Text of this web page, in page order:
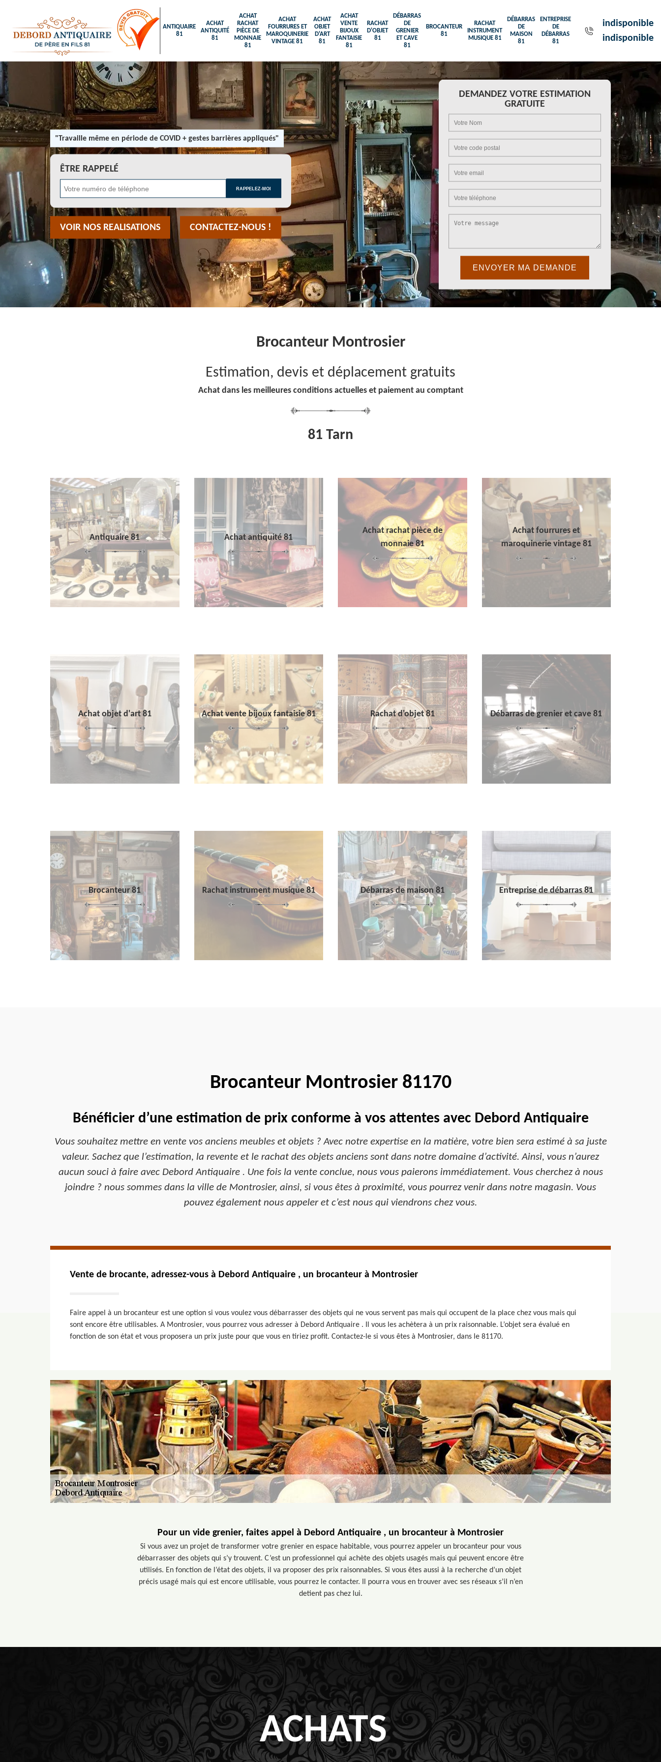
ANTIQUAIRE
81
ACHAT
ANTIQUITÉ
81
ACHAT
RACHAT
PIÈCE DE
MONNAIE
81
ACHAT
FOURRURES ET
MAROQUINERIE
VINTAGE 81
ACHAT
OBJET
D'ART
81
ACHAT
VENTE
BIJOUX
FANTAISIE
81
RACHAT
D'OBJET
81
DÉBARRAS
DE
GRENIER
ET CAVE
81
BROCANTEUR
81
RACHAT
INSTRUMENT
MUSIQUE 81
DÉBARRAS
DE
MAISON
81
ENTREPRISE
DE
DÉBARRAS
81
indisponible
indisponible
"Travaille même en période de COVID + gestes barrières appliqués"
ÊTRE RAPPELÉ
VOIR NOS REALISATIONS CONTACTEZ-NOUS !
DEMANDEZ VOTRE ESTIMATION
GRATUITE
Brocanteur Montrosier
Estimation, devis et déplacement gratuits
Achat dans les meilleures conditions actuelles et paiement au comptant
81 Tarn
Antiquaire 81 Achat antiquité 81
Achat rachat pièce de
monnaie 81
Achat fourrures et
maroquinerie vintage 81
Achat objet d'art 81 Achat vente bijoux fantaisie 81 Rachat d'objet 81 Débarras de grenier et cave 81
Brocanteur 81 Rachat instrument musique 81 Débarras de maison 81 Entreprise de débarras 81
Brocanteur Montrosier 81170
Bénéficier d’une estimation de prix conforme à vos attentes avec Debord Antiquaire
Vous souhaitez mettre en vente vos anciens meubles et objets ? Avec notre expertise en la matière, votre bien sera estimé à sa juste
valeur. Sachez que l’estimation, la revente et le rachat des objets anciens sont dans notre domaine d’activité. Ainsi, vous n’aurez
aucun souci à faire avec Debord Antiquaire . Une fois la vente conclue, nous vous paierons immédiatement. Vous cherchez à nous
joindre ? nous sommes dans la ville de Montrosier, ainsi, si vous êtes à proximité, vous pourrez venir dans notre magasin. Vous
pouvez également nous appeler et c’est nous qui viendrons chez vous.
Vente de brocante, adressez-vous à Debord Antiquaire , un brocanteur à Montrosier
Faire appel à un brocanteur est une option si vous voulez vous débarrasser des objets qui ne vous servent pas mais qui occupent de la place chez vous mais qui
sont encore être utilisables. A Montrosier, vous pourrez vous adresser à Debord Antiquaire . Il vous les achètera à un prix raisonnable. L’objet sera évalué en
fonction de son état et vous proposera un prix juste pour que vous en tiriez profit. Contactez-le si vous êtes à Montrosier, dans le 81170.
Pour un vide grenier, faites appel à Debord Antiquaire , un brocanteur à Montrosier
Si vous avez un projet de transformer votre grenier en espace habitable, vous pourrez appeler un brocanteur pour vous
débarrasser des objets qui s’y trouvent. C’est un professionnel qui achète des objets usagés mais qui peuvent encore être
utilisés. En fonction de l’état des objets, il va proposer des prix raisonnables. Si vous êtes aussi à la recherche d’un objet
précis usagé mais qui est encore utilisable, vous pourrez le contacter. Il pourra vous en trouver avec ses réseaux s’il n’en
detient pas chez lui.
ACHATS